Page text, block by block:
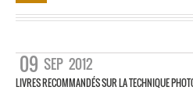
09 SEP 2012
LIVRES RECOMMANDÉS SUR LA TECHNIQUE